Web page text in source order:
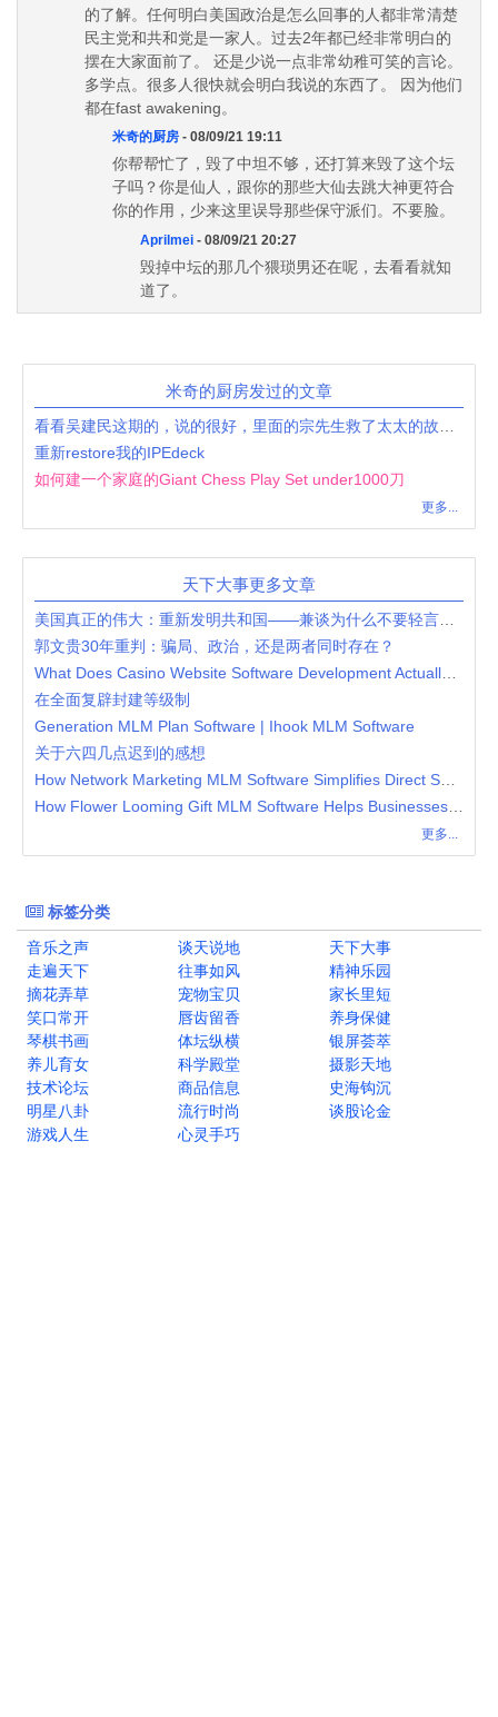
的了解。任何明白美国政治是怎么回事的人都非常清楚
民主党和共和党是一家人。过去2年都已经非常明白的
摆在大家面前了。 还是少说一点非常幼稚可笑的言论。
多学点。很多人很快就会明白我说的东西了。 因为他们
都在fast awakening。
米奇的厨房 - 08/09/21 19:11
你帮帮忙了，毁了中坦不够，还打算来毁了这个坛
子吗？你是仙人，跟你的那些大仙去跳大神更符合
你的作用，少来这里误导那些保守派们。不要脸。
Aprilmei - 08/09/21 20:27
毁掉中坛的那几个猥琐男还在呢，去看看就知
道了。
米奇的厨房发过的文章
重新restore我的IPEdeck
如何建一个家庭的Giant Chess Play Set under1000刀
更多...
天下大事更多文章
郭文贵30年重判：骗局、政治，还是两者同时存在？
在全面复辟封建等级制
Generation MLM Plan Software | Ihook MLM Software
关于六四几点迟到的感想
更多...
标签分类
音乐之声
谈天说地
天下大事
走遍天下
往事如风
精神乐园
摘花弄草
宠物宝贝
家长里短
笑口常开
唇齿留香
养身保健
琴棋书画
体坛纵横
银屏荟萃
养儿育女
科学殿堂
摄影天地
技术论坛
商品信息
史海钩沉
明星八卦
流行时尚
谈股论金
游戏人生
心灵手巧